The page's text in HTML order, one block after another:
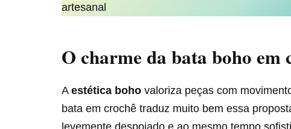
artesanal
O charme da bata boho em
A estética boho valoriza peças com
bata em crochê traduz muito bem essa
levemente despojado e ao mesmo tempo